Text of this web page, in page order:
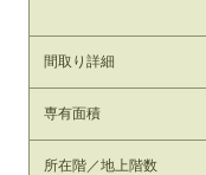
間取り詳細
専有面積
所在階／地上階数